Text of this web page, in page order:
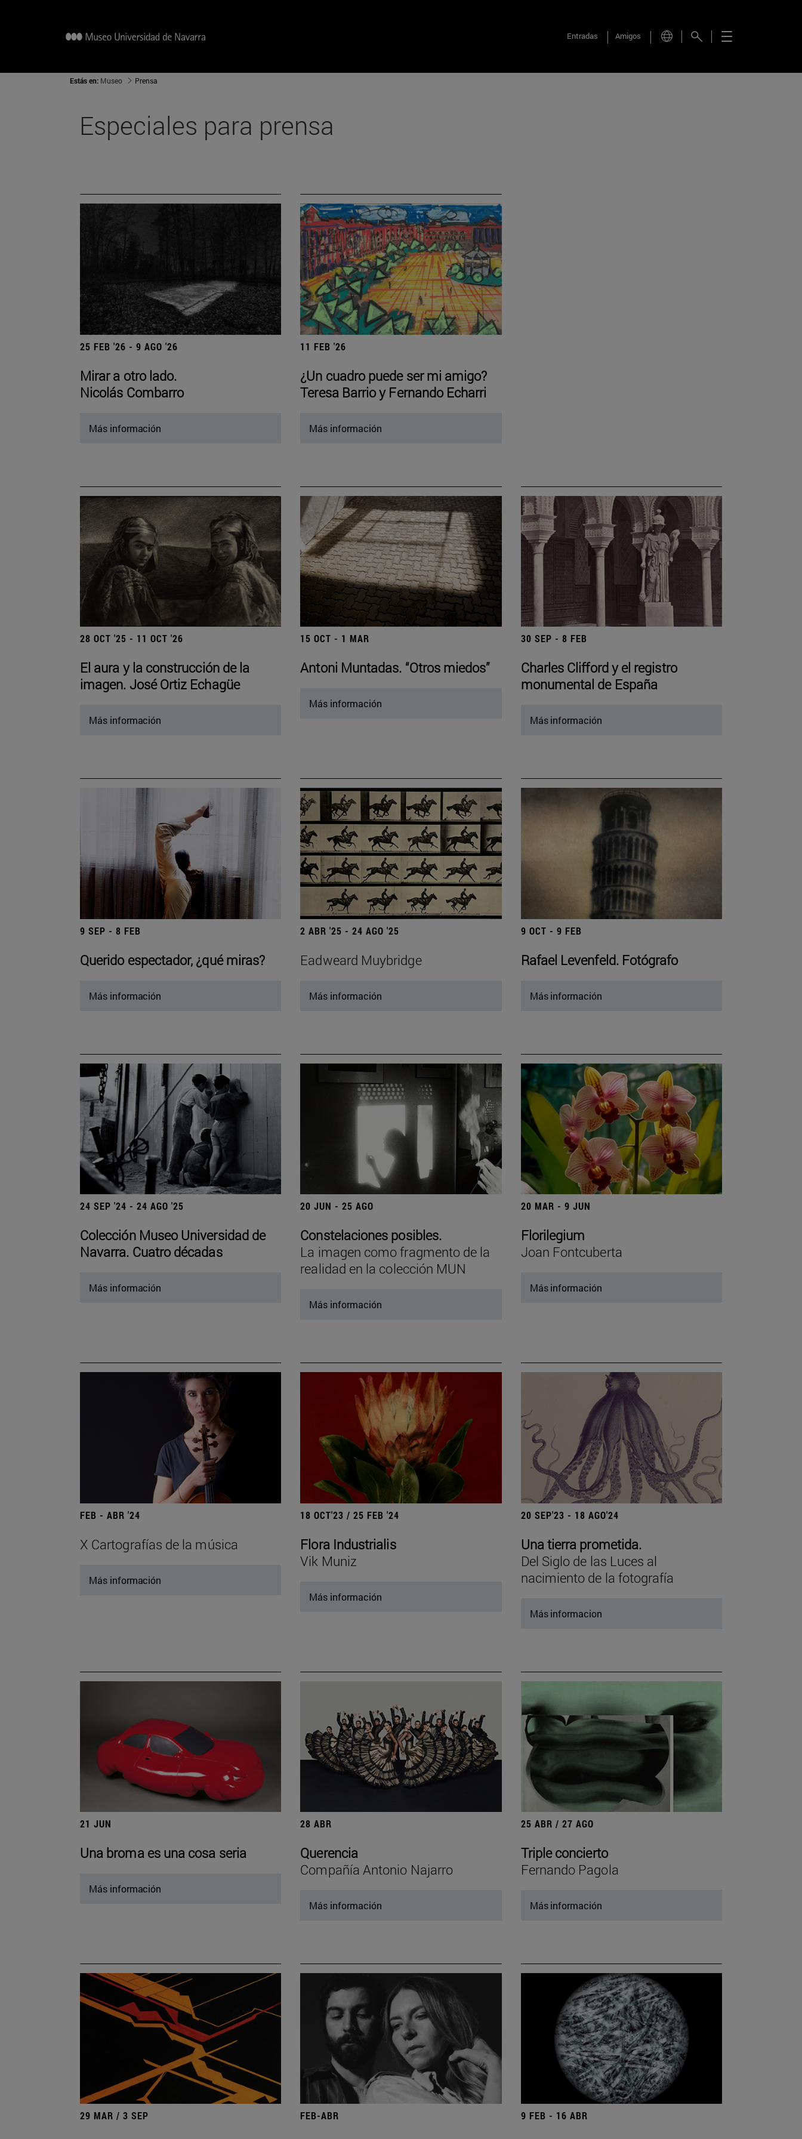
Entradas Amigos
Estás en: Museo Prensa
Especiales para prensa
25 FEB '26 - 9 AGO '26
Mirar a otro lado.
Nicolás Combarro
Más información
11 FEB '26
¿Un cuadro puede ser mi amigo?
Teresa Barrio y Fernando Echarri
Más información
28 OCT '25 - 11 OCT '26
El aura y la construcción de la
imagen. José Ortiz Echagüe
Más información
15 OCT - 1 MAR
Antoni Muntadas. “Otros miedos”
Más información
30 SEP - 8 FEB
Charles Clifford y el registro
monumental de España
Más información
9 SEP - 8 FEB
Querido espectador, ¿qué miras?
Más información
2 ABR '25 - 24 AGO '25
Eadweard Muybridge
Más información
9 OCT - 9 FEB
Rafael Levenfeld. Fotógrafo
Más información
24 SEP '24 - 24 AGO '25
Colección Museo Universidad de
Navarra. Cuatro décadas
Más información
20 JUN - 25 AGO
Constelaciones posibles.
La imagen como fragmento de la
realidad en la colección MUN
Más información
20 MAR - 9 JUN
Florilegium
Joan Fontcuberta
Más información
FEB - ABR '24
X Cartografías de la música
Más información
18 OCT'23 / 25 FEB '24
Flora Industrialis
Vik Muniz
Más información
20 SEP'23 - 18 AGO'24
Una tierra prometida.
Del Siglo de las Luces al
nacimiento de la fotografía
Más informacion
21 JUN
Una broma es una cosa seria
Más información
28 ABR
Querencia
Compañía Antonio Najarro
Más información
25 ABR / 27 AGO
Triple concierto
Fernando Pagola
Más información
29 MAR / 3 SEP FEB-ABR 9 FEB - 16 ABR